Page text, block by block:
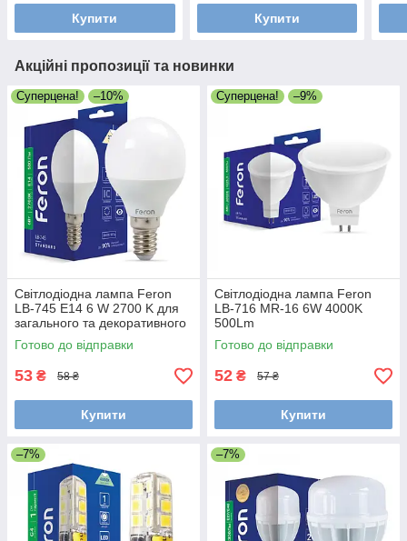
Купити Купити
Акційні пропозиції та новинки
Суперцена! –10%
Світлодіодна лампа Feron
LB-745 E14 6 W 2700 K для
загального та декоративного
освітлення
Готово до відправки
53 ₴ 58 ₴
Купити
Суперцена! –9%
Світлодіодна лампа Feron
LB-716 MR-16 6W 4000K
500Lm
Готово до відправки
52 ₴ 57 ₴
Купити
–7% –7%